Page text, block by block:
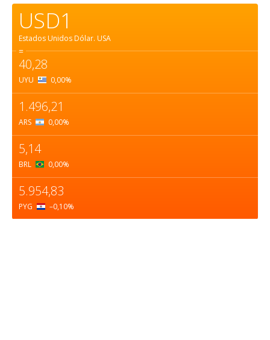
USD1
Estados Unidos Dólar. USA
=
40,28
UYU 0,00%
1.496,21
ARS 0,00%
5,14
BRL 0,00%
5.954,83
PYG –0,10%